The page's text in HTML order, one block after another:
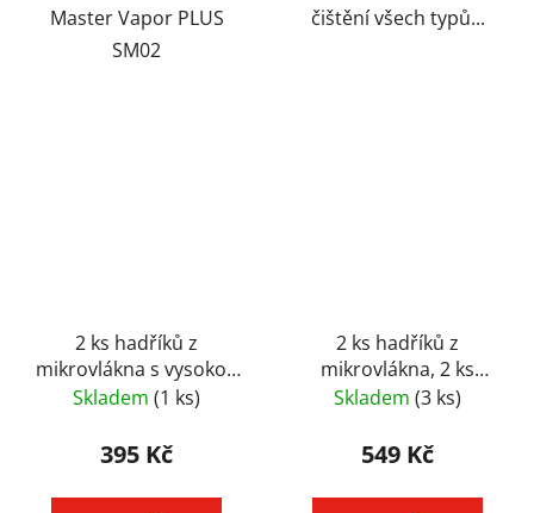
Master Vapor PLUS
SM02
čištění všech typů...
2 ks hadříků z
mikrovlákna s vysokou
propustnosti na hrubé
SV330
Skladem (1 ks)
395 Kč
2 ks hadříků z
mikrovlákna, 2 ks
bavlněných návleků
SV205, SV220, SV240
Skladem (3 ks)
549 Kč